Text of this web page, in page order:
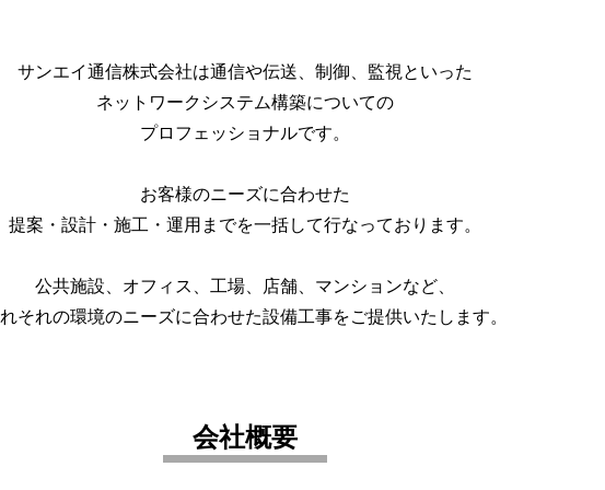
サンエイ通信株式会社は通信や伝送、制御、監視といった
ネットワークシステム構築についての
プロフェッショナルです。
お客様のニーズに合わせた
提案・設計・施工・運用までを一括して行なっております。
公共施設、オフィス、工場、店舗、マンションなど、
それの環境のニーズに合わせた設備工事をご提供いたします。
会社概要